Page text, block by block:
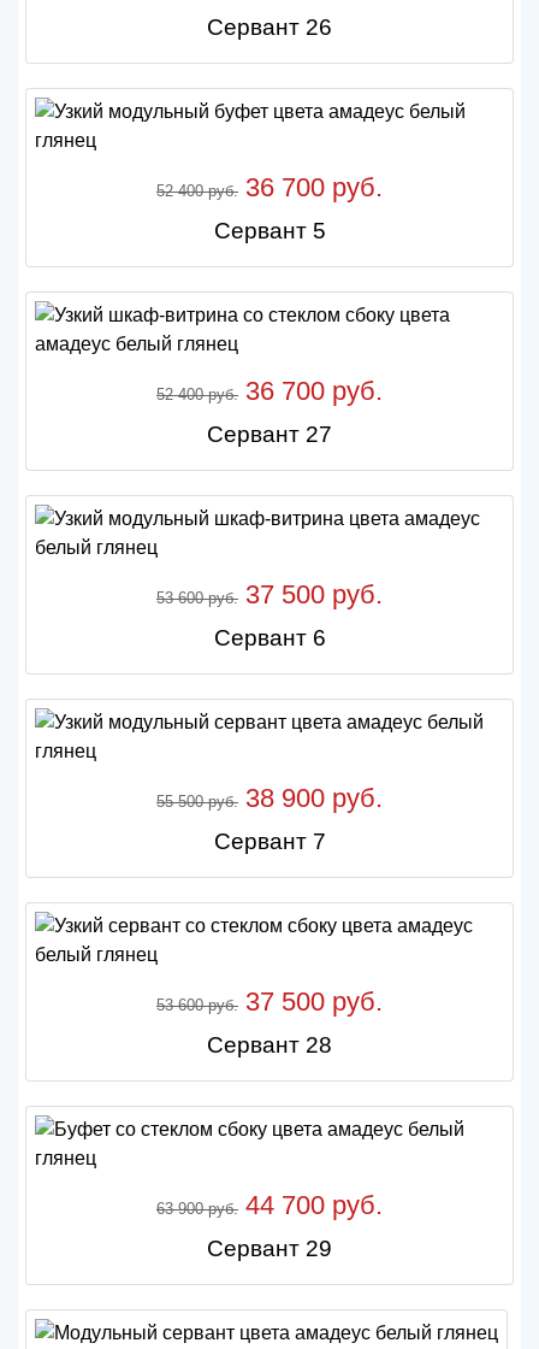
Сервант 26
52 400 руб. 36 700 руб.
Сервант 5
52 400 руб. 36 700 руб.
Сервант 27
53 600 руб. 37 500 руб.
Сервант 6
55 500 руб. 38 900 руб.
Сервант 7
53 600 руб. 37 500 руб.
Сервант 28
63 900 руб. 44 700 руб.
Сервант 29